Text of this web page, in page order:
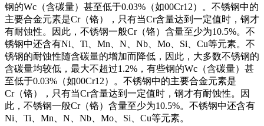
钢的Wc（含碳量）甚至低于0.03%（如00Cr12）。不锈钢中的
主要合金元素是Cr（铬），只有当Cr含量达到一定值时，钢才
有耐蚀性。因此，不锈钢一般Cr（铬）含量至少为10.5%。不
锈钢中还含有Ni、Ti、Mn、N、Nb、Mo、Si、Cu等元素。不
锈钢的耐蚀性随含碳量的增加而降低，因此，大多数不锈钢的
含碳量均较低，最大不超过1.2%，有些钢的Wc（含碳量）甚
至低于0.03%（如00Cr12）。不锈钢中的主要合金元素是
Cr（铬），只有当Cr含量达到一定值时，钢才有耐蚀性。因
此，不锈钢一般Cr（铬）含量至少为10.5%。不锈钢中还含有
Ni、Ti、Mn、N、Nb、Mo、Si、Cu等元素。